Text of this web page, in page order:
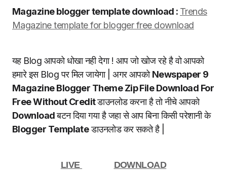
Magazine blogger template download : Trends
Magazine template for blogger free download
यह Blog आपको धोखा नही देगा ! आप जो खोज रहे है वो आपको
हमारे इस Blog पर मिल जायेगा | अगर आपकोNewspaper 9
Magazine Blogger Theme Zip File Download For
Free Without Creditडाउनलोड करना है तो नीचे आपको
Downloadबटन दिया गया है जहा से आप बिना किसी परेशानी के
Blogger Templateडाउनलोड कर सकते है |
LIVE DOWNLOAD